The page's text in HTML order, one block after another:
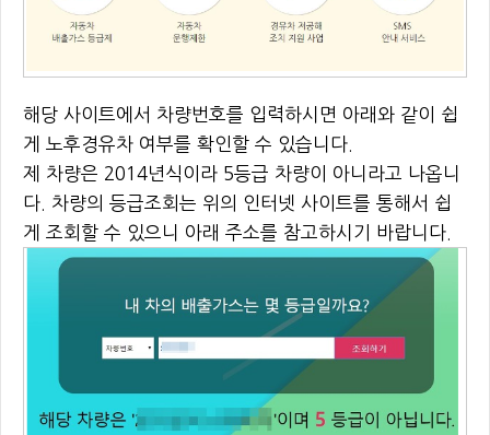
해당 사이트에서 차량번호를 입력하시면 아래와 같이 쉽
게 노후경유차 여부를 확인할 수 있습니다.
제 차량은 2014년식이라 5등급 차량이 아니라고 나옵니
다. 차량의 등급조회는 위의 인터넷 사이트를 통해서 쉽
게 조회할 수 있으니 아래 주소를 참고하시기 바랍니다.